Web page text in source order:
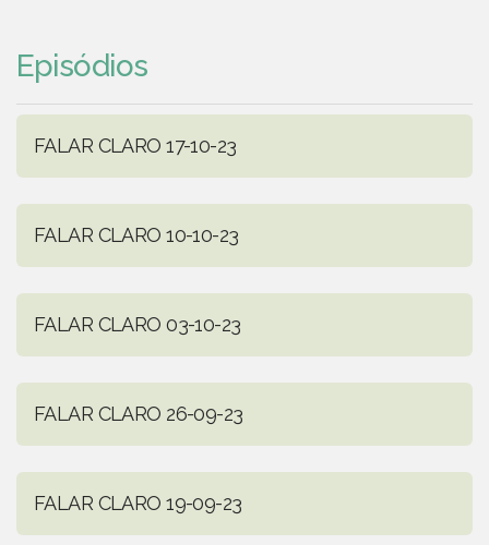
Episódios
FALAR CLARO 17-10-23
FALAR CLARO 10-10-23
FALAR CLARO 03-10-23
FALAR CLARO 26-09-23
FALAR CLARO 19-09-23